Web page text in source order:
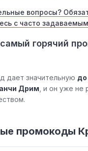
вопросы?
с часто
горячий
дает значительную до
Дрим , и он уже не
промокоды